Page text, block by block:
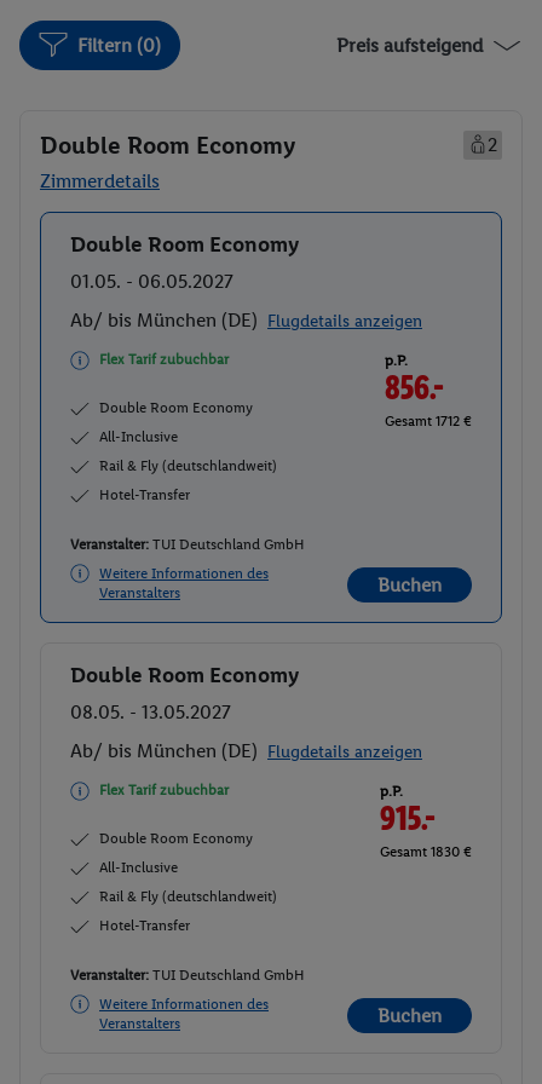
Filtern (0) Preis aufsteigend
Double Room Economy
2
Zimmerdetails
Buchen
Double Room Economy
01.05. - 06.05.2027
Ab/ bis München (DE) Flugdetails anzeigen
Flex Tarif zubuchbar
Double Room Economy
All-Inclusive
Rail & Fly (deutschlandweit)
Hotel-Transfer
p.P.
856.-
Gesamt 1712 €
Veranstalter: TUI Deutschland GmbH
Weitere Informationen des
Veranstalters
Buchen
Buchen
Double Room Economy
08.05. - 13.05.2027
Ab/ bis München (DE) Flugdetails anzeigen
Flex Tarif zubuchbar
Double Room Economy
All-Inclusive
Rail & Fly (deutschlandweit)
Hotel-Transfer
p.P.
915.-
Gesamt 1830 €
Veranstalter: TUI Deutschland GmbH
Weitere Informationen des
Veranstalters
Buchen